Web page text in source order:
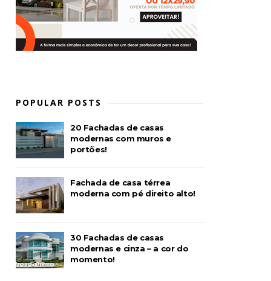
POPULAR POSTS
20 Fachadas de casas
modernas com muros e
portões!
Fachada de casa térrea
moderna com pé direito alto!
30 Fachadas de casas
modernas e cinza – a cor do
momento!